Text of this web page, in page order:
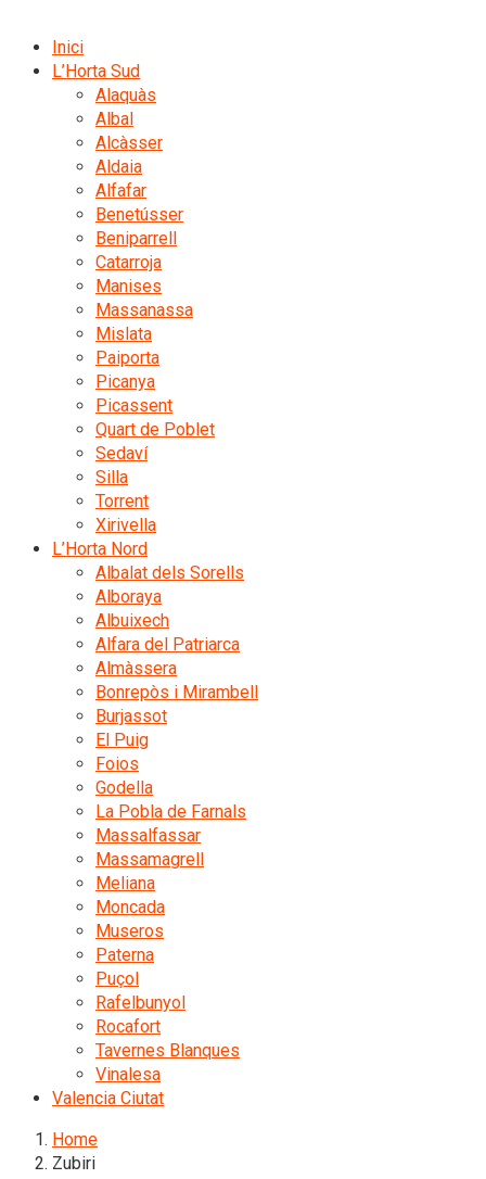
Inici
L’Horta Sud
Alaquàs
Albal
Alcàsser
Aldaia
Alfafar
Benetússer
Beniparrell
Catarroja
Manises
Massanassa
Mislata
Paiporta
Picanya
Picassent
Quart de Poblet
Sedaví
Silla
Torrent
Xirivella
L’Horta Nord
Albalat dels Sorells
Alboraya
Albuixech
Alfara del Patriarca
Almàssera
Bonrepòs i Mirambell
Burjassot
El Puig
Foios
Godella
La Pobla de Farnals
Massalfassar
Massamagrell
Meliana
Moncada
Museros
Paterna
Puçol
Rafelbunyol
Rocafort
Tavernes Blanques
Vinalesa
Valencia Ciutat
Home
Zubiri